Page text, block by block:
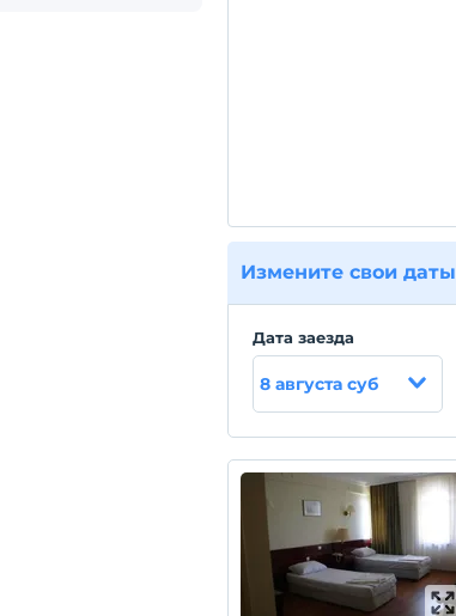
Измените свои даты
Дата заезда
8 августа суб